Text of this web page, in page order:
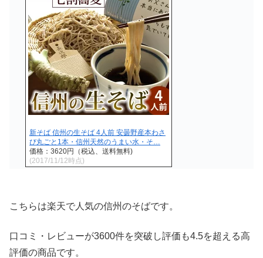
新そば 信州の生そば 4人前 安曇野産本わさ
び丸ごと1本・信州天然のうまい水・そ…
価格：3620円（税込、送料無料)
(2017/11/12時点)
こちらは楽天で人気の信州のそばです。
口コミ・レビューが3600件を突破し評価も4.5を超える高
評価の商品です。